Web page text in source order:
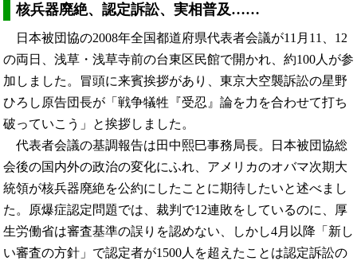
核兵器廃絶、認定訴訟、実相普及……
日本被団協の2008年全国都道府県代表者会議が11月11、12
の両日、浅草・浅草寺前の台東区民館で開かれ、約100人が参
加しました。冒頭に来賓挨拶があり、東京大空襲訴訟の星野
ひろし原告団長が「戦争犠牲『受忍』論を力を合わせて打ち
破っていこう」と挨拶しました。
代表者会議の基調報告は田中熙巳事務局長。日本被団協総
会後の国内外の政治の変化にふれ、アメリカのオバマ次期大
統領が核兵器廃絶を公約にしたことに期待したいと述べまし
た。原爆症認定問題では、裁判で12連敗をしているのに、厚
生労働省は審査基準の誤りを認めない、しかし4月以降「新し
い審査の方針」で認定者が1500人を超えたことは認定訴訟の